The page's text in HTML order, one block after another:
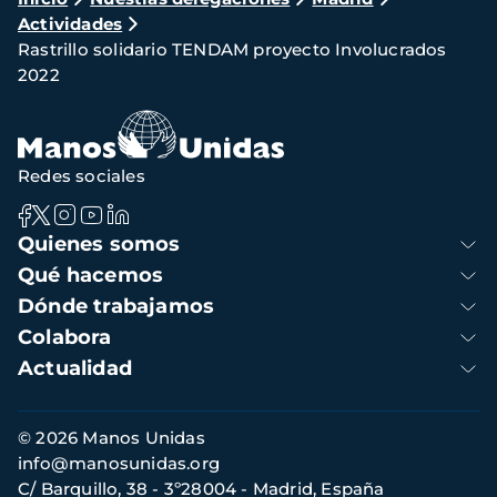
de
navegación
Actividades
Rastrillo solidario TENDAM proyecto Involucrados
2022
Navegación
principal
Quienes somos
Qué hacemos
Dónde trabajamos
Colabora
Actualidad
Redes sociales
Información
de
contacto
© 2026 Manos Unidas
C/ Barquillo, 38 - 3º28004 - Madrid, España
info@manosunidas.org